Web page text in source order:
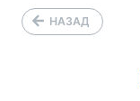
НАЗАД